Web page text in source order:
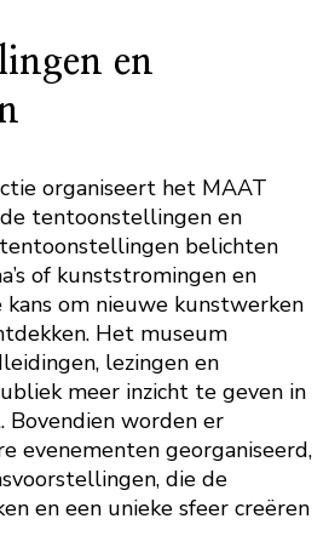
en
organiseert het MAAT
tentoonstellingen en
belichten
of kunststromingen en
kans om nieuwe kunstwerken
Het museum
lezingen en
meer inzicht te geven in
Bovendien worden er
evenementen georganiseerd,
die de
en een unieke sfeer creëren